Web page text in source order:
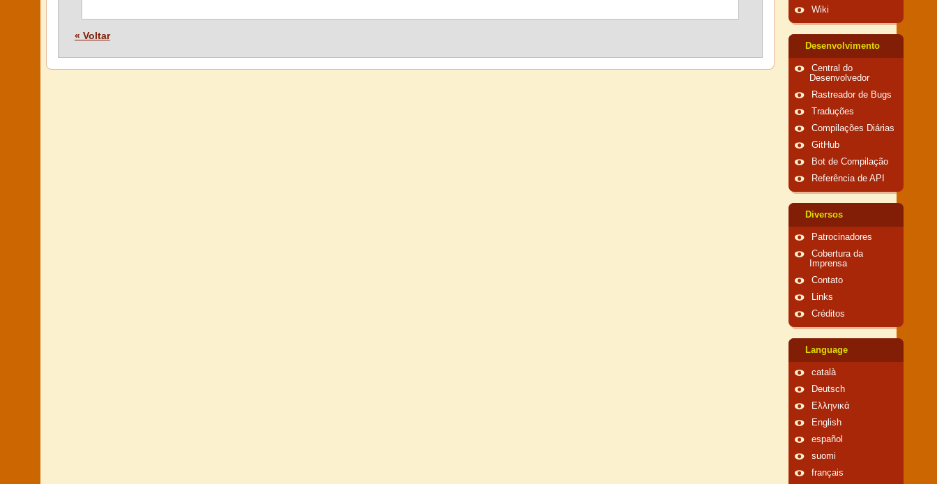
« Voltar
Wiki
Desenvolvimento
Central do
Desenvolvedor
Rastreador de Bugs
Traduções
Compilações Diárias
GitHub
Bot de Compilação
Referência de API
Diversos
Patrocinadores
Cobertura da
Imprensa
Contato
Links
Créditos
Language
català
Deutsch
Ελληνικά
English
español
suomi
français